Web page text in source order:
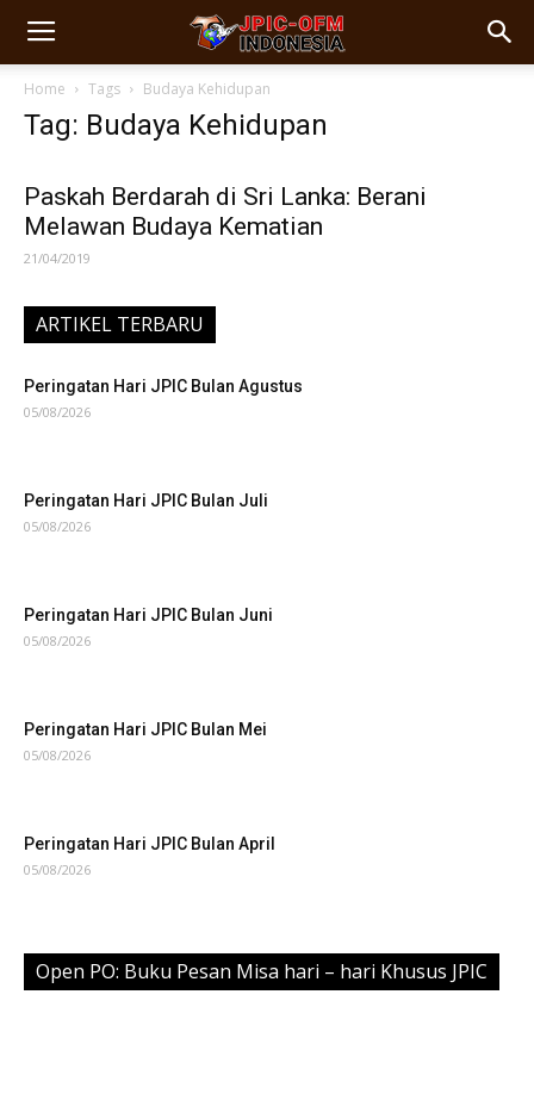
Home Tags Budaya Kehidupan
Tag: Budaya Kehidupan
Paskah Berdarah di Sri Lanka: Berani
Melawan Budaya Kematian
21/04/2019
ARTIKEL TERBARU
Peringatan Hari JPIC Bulan Agustus
05/08/2026
Peringatan Hari JPIC Bulan Juli
05/08/2026
Peringatan Hari JPIC Bulan Juni
05/08/2026
Peringatan Hari JPIC Bulan Mei
05/08/2026
Peringatan Hari JPIC Bulan April
05/08/2026
Open PO: Buku Pesan Misa hari – hari Khusus JPIC